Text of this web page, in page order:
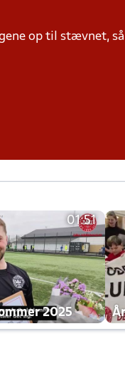
op til stævnet,
01:51
2025